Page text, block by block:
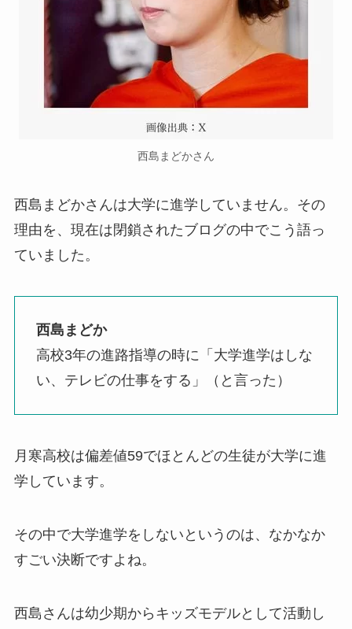
西島まどかさん
西島まどかさんは大学に進学していません。その
理由を、現在は閉鎖されたブログの中でこう語っ
ていました。
西島まどか
高校3年の進路指導の時に「大学進学はしな
い、テレビの仕事をする」（と言った）
月寒高校は偏差値59でほとんどの生徒が大学に進
学しています。
その中で大学進学をしないというのは、なかなか
すごい決断ですよね。
西島さんは幼少期からキッズモデルとして活動し